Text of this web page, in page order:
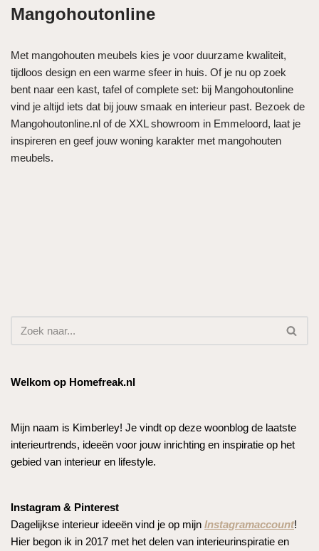
Mangohoutonline
Met mangohouten meubels kies je voor duurzame kwaliteit,
tijdloos design en een warme sfeer in huis. Of je nu op zoek
bent naar een kast, tafel of complete set: bij Mangohoutonline
vind je altijd iets dat bij jouw smaak en interieur past. Bezoek de
Mangohoutonline.nl of de XXL showroom in Emmeloord, laat je
inspireren en geef jouw woning karakter met mangohouten
meubels.
Welkom op Homefreak.nl
Mijn naam is Kimberley! Je vindt op deze woonblog de laatste
interieurtrends, ideeën voor jouw inrichting en inspiratie op het
gebied van interieur en lifestyle.
Instagram & Pinterest
Dagelijkse interieur ideeën vind je op mijn Instagramaccount!
Hier begon ik in 2017 met het delen van interieurinspiratie en